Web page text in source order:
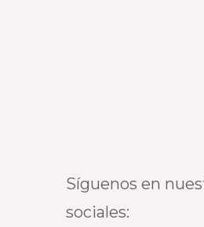
Síguenos en
sociales: